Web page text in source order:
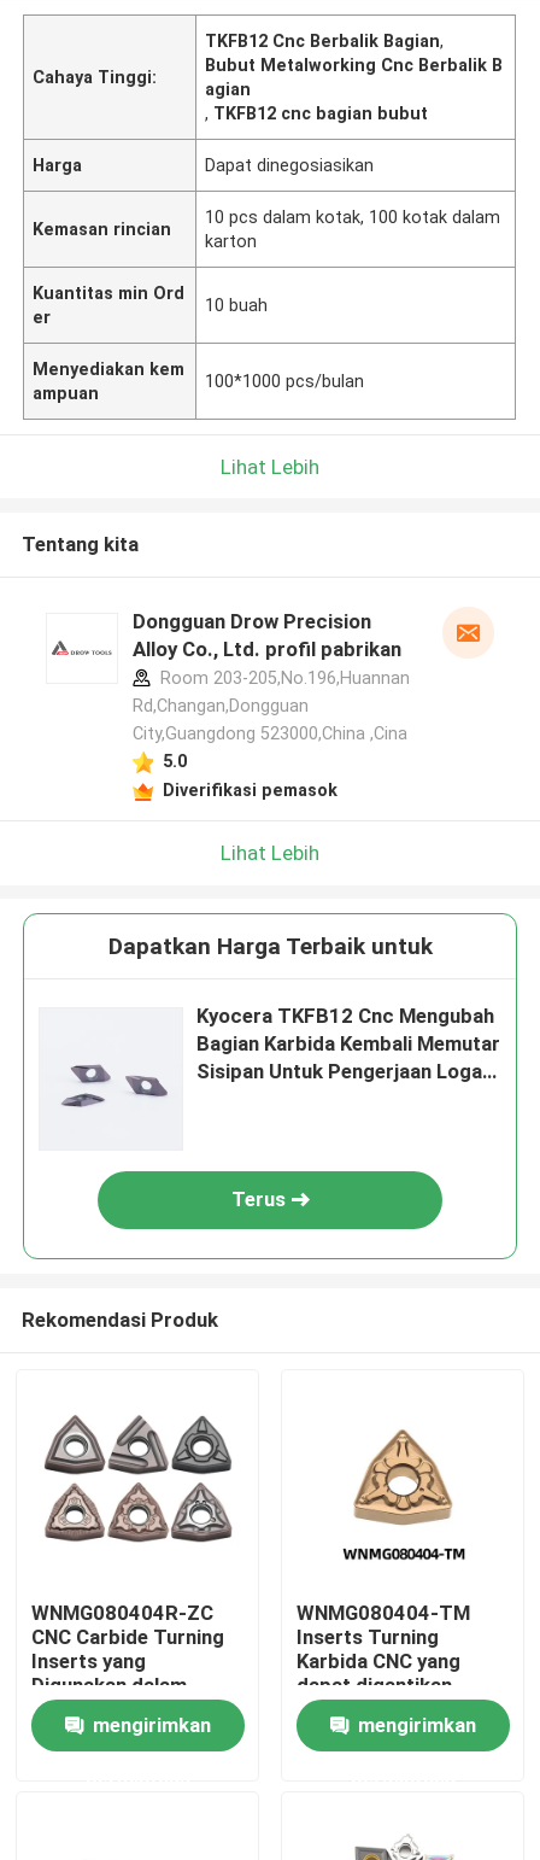
Rumah
Cahaya Tinggi:
TKFB12 Cnc Berbalik Bagian,
Bubut Metalworking Cnc Berbalik B
agian
, TKFB12 cnc bagian bubut
Harga Dapat dinegosiasikan
Kemasan rincian
10 pcs dalam kotak, 100 kotak dalam
karton
Kuantitas min Ord
er
10 buah
Menyediakan kem
ampuan
100*1000 pcs/bulan
Lihat Lebih
Tentang kita
Dongguan Drow Precision
Alloy Co., Ltd. profil pabrikan
Room 203-205,No.196,Huannan
Rd,Changan,Dongguan
City,Guangdong 523000,China ,Cina
5.0
Diverifikasi pemasok
Lihat Lebih
Dapatkan Harga Terbaik untuk
Kyocera TKFB12 Cnc Mengubah
Bagian Karbida Kembali Memutar
Sisipan Untuk Pengerjaan Logam
Terus
Rekomendasi Produk
WNMG080404R-ZC
CNC Carbide Turning
Inserts yang
Digunakan dalam
Mesin Baja Berkualitas
Tinggi, Besi Cair,
Paduan Suhu Tinggi,
mengirimkan
WNMG080404-TM
Inserts Turning
Karbida CNC yang
dapat digantikan
untuk bahan
nonferrous paduan
suhu tinggi
mengirimkan